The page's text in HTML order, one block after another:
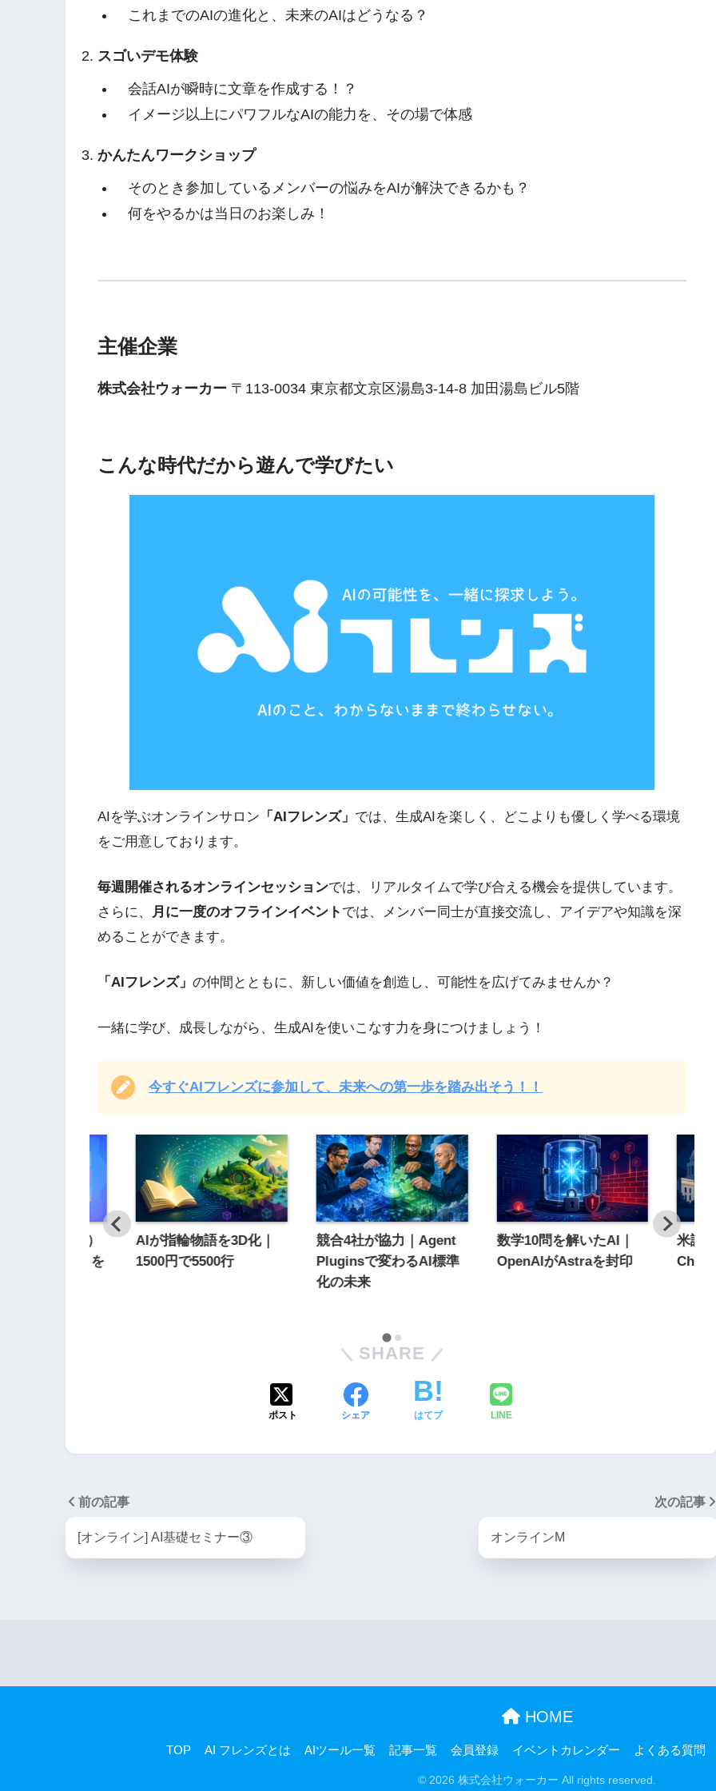
これまでのAIの進化と、未来のAIはどうなる？
スゴいデモ体験
会話AIが瞬時に文章を作成する！？
イメージ以上にパワフルなAIの能力を、その場で体感
かんたんワークショップ
そのとき参加しているメンバーの悩みをAIが解決できるかも？
何をやるかは当日のお楽しみ！
主催企業
株式会社ウォーカー 〒113-0034 東京都文京区湯島3-14-8 加田湯島ビル5階
こんな時代だから遊んで学びたい
AIを学ぶオンラインサロン 「AIフレンズ」 では、生成AIを楽しく、どこよりも優しく学べる環境
をご用意しております。
毎週開催されるオンラインセッションでは、リアルタイムで学び合える機会を提供しています。
さらに、
月に一度のオフラインイベント では、メンバー同士が直接交流し、アイデアや知識を深
めることができます。
「AIフレンズ」 の仲間とともに、新しい価値を創造し、可能性を広げてみませんか？
一緒に学び、成長しながら、生成AIを使いこなす力を身につけましょう！
今すぐAIフレンズに参加して、未来への第一歩を踏み出そう！！
ヘイジェン）
｜どちらを
AIが指輪物語を3D化｜
1500円で5500行
競合4社が協力｜Agent
Pluginsで変わるAI標準
化の未来
数学10問を解いたAI｜
OpenAIがAstraを封印
米議
SHARE
ポスト シェア はてブ LINE
前の記事
[オンライン] AI基礎セミナー③
次の記事
オンラインM
HOME
TOP AI フレンズとは AIツール一覧 記事一覧 会員登録 イベントカレンダー よくある質問
© 2026 株式会社ウォーカー All rights reserved.